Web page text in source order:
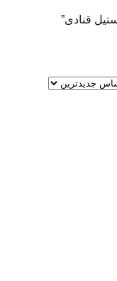
قنادی”